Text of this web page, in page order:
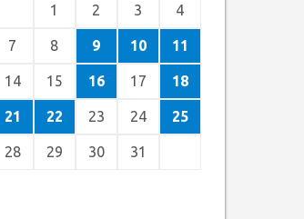
1 2 3 4
7 8 9 10 11
14 15 16 17 18
21 22 23 24 25
28 29 30
31